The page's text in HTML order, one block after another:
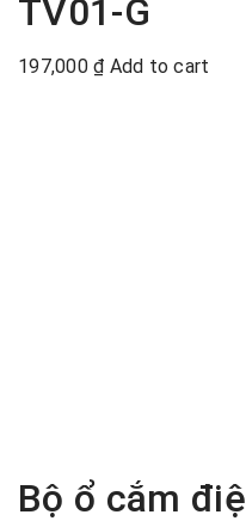
TV01-G
197,000 ₫ Add to cart
Bộ ổ cắm